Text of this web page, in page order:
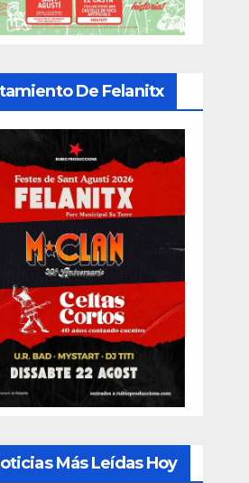
De Felanitx
Más Leídas Hoy